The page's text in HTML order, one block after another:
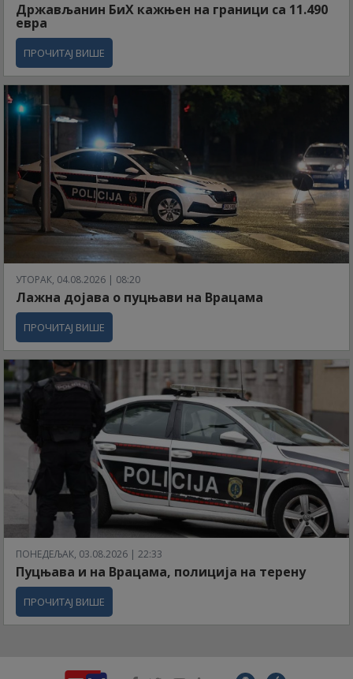
Држављанин БиХ кажњен на граници са 11.490
евра
ПРОЧИТАЈ ВИШЕ
УТОРАК, 04.08.2026 | 08:20
Лажна дојава о пуцњави на Врацама
ПРОЧИТАЈ ВИШЕ
ПОНЕДЕЉАК, 03.08.2026 | 22:33
Пуцњава и на Врацама, полиција на терену
ПРОЧИТАЈ ВИШЕ